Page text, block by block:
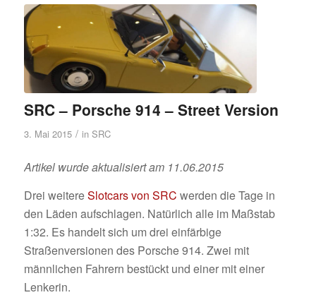
SRC – Porsche 914 – Street Version
3. Mai 2015 / in SRC
Artikel wurde aktualisiert am 11.06.2015
Drei weitereSlotcars von SRC werden die Tage in
den Läden aufschlagen. Natürlich alle im Maßstab
1:32. Es handelt sich um drei einfärbige
Straßenversionen des Porsche 914. Zwei mit
männlichen Fahrern bestückt und einer mit einer
Lenkerin.